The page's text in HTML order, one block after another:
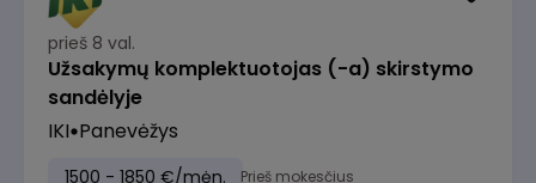
prieš 8 val.
Užsakymų komplektuotojas (-a) skirstymo
sandėlyje
IKI Panevėžys
1500 - 1850 €/mėn. Prieš mokesčius